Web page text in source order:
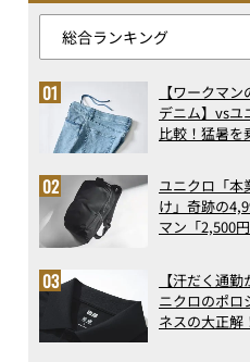
【ワークマ
デニム】vsユ
比較！猛暑を
で決定版
ユニクロ「本
け」奇跡の
マン「2,500
ト3】（2026
【汗だく通
ニクロのポロ
ネスの大正解